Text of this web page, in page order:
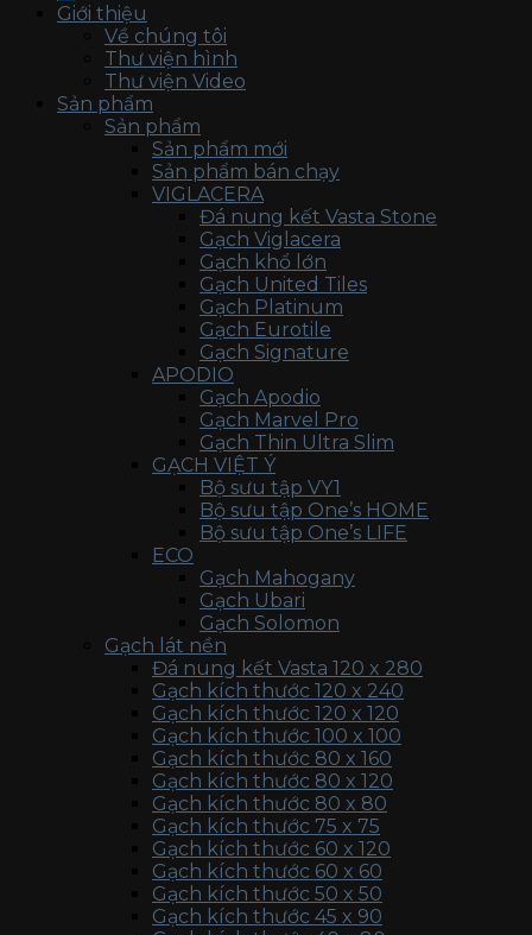
Giới thiệu
Về chúng tôi
Thư viện hình
Thư viện Video
Sản phẩm
Sản phẩm
Sản phẩm mới
Sản phẩm bán chạy
VIGLACERA
Đá nung kết Vasta Stone
Gạch Viglacera
Gạch khổ lớn
Gạch United Tiles
Gạch Platinum
Gạch Eurotile
Gạch Signature
APODIO
Gạch Apodio
Gạch Marvel Pro
Gạch Thin Ultra Slim
GẠCH VIỆT Ý
Bộ sưu tập VY1
Bộ sưu tập One’s HOME
Bộ sưu tập One’s LIFE
ECO
Gạch Mahogany
Gạch Ubari
Gạch Solomon
Gạch lát nền
Đá nung kết Vasta 120 x 280
Gạch kích thước 120 x 240
Gạch kích thước 120 x 120
Gạch kích thước 100 x 100
Gạch kích thước 80 x 160
Gạch kích thước 80 x 120
Gạch kích thước 80 x 80
Gạch kích thước 75 x 75
Gạch kích thước 60 x 120
Gạch kích thước 60 x 60
Gạch kích thước 50 x 50
Gạch kích thước 45 x 90